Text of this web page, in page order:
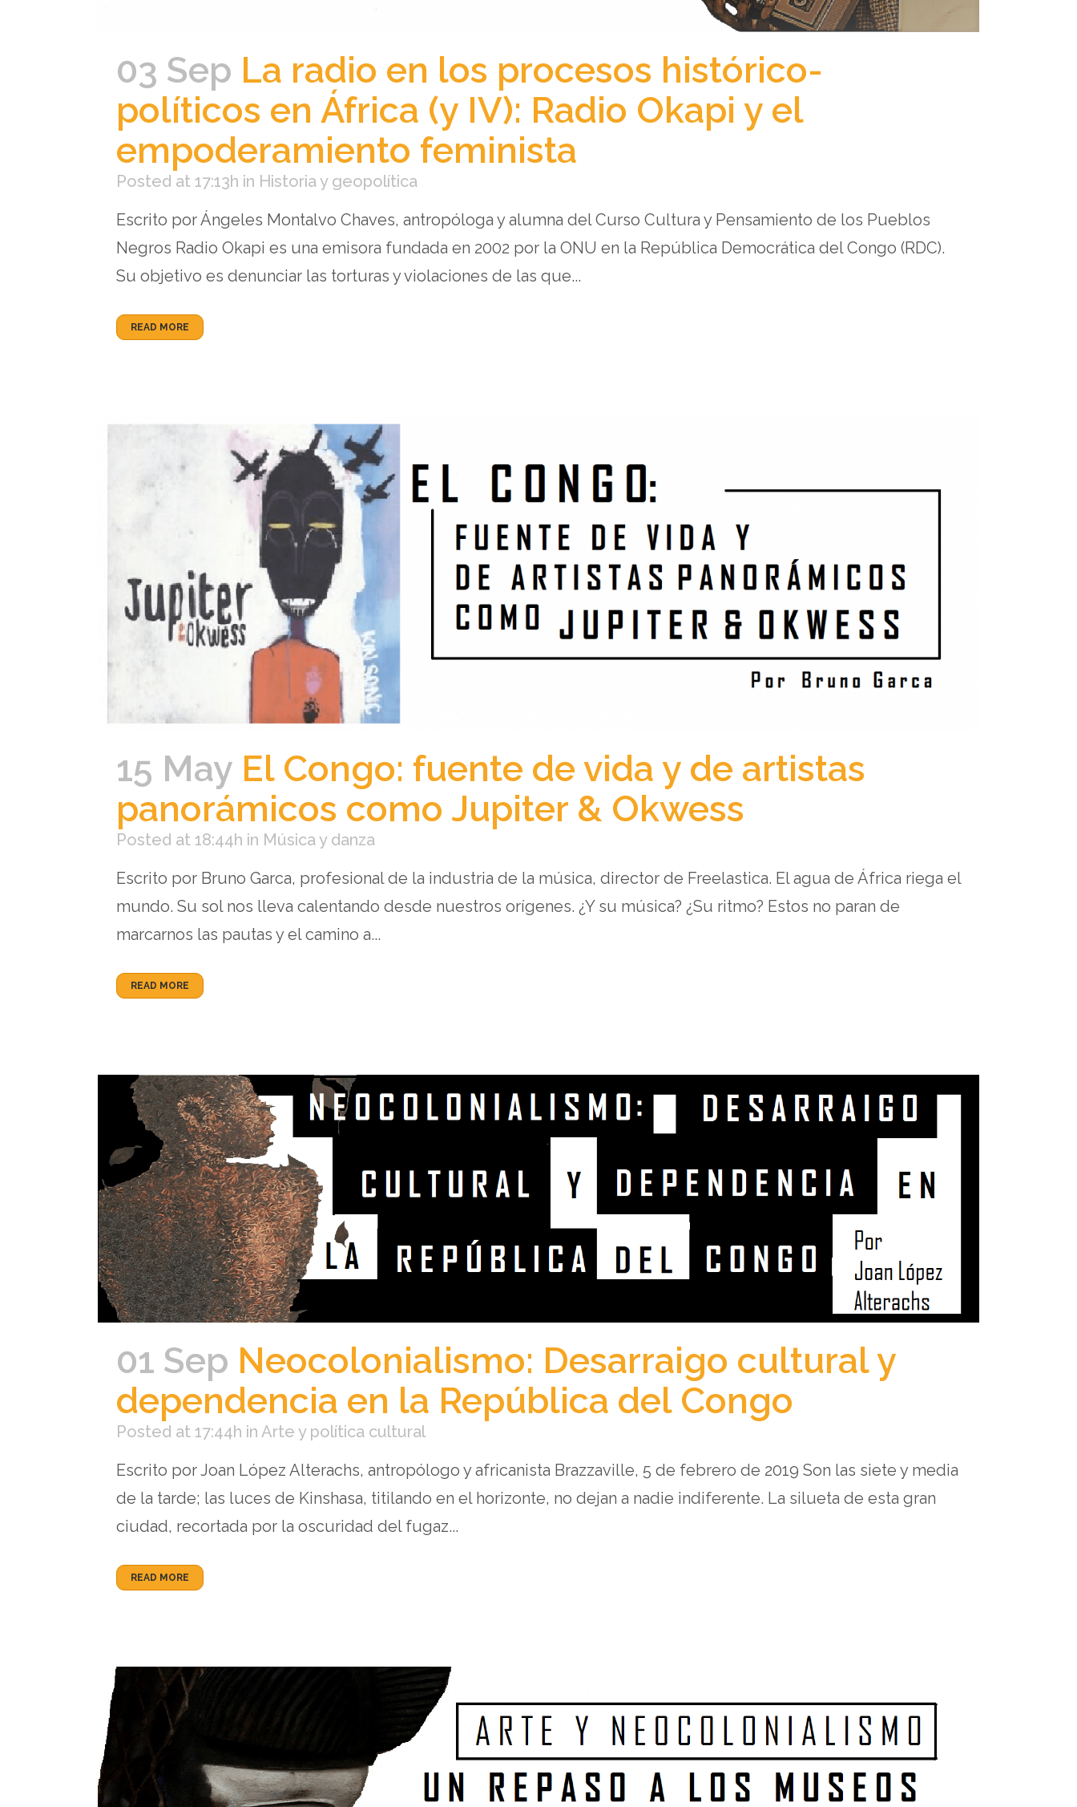
03 Sep La radio en los procesos histórico-
políticos en África (y IV): Radio Okapi y el
empoderamiento feminista
Posted at 17:13h in Historia y geopolítica
Escrito por Ángeles Montalvo Chaves, antropóloga y alumna del Curso Cultura y Pensamiento de los Pueblos
Negros Radio Okapi es una emisora fundada en 2002 por la ONU en la República Democrática del Congo (RDC).
Su objetivo es denunciar las torturas y violaciones de las que...
READ MORE
15 May El Congo: fuente de vida y de artistas
panorámicos como Jupiter & Okwess
Posted at 18:44h in Música y danza
Escrito por Bruno Garca, profesional de la industria de la música, director de Freelastica. El agua de África riega el
mundo. Su sol nos lleva calentando desde nuestros orígenes. ¿Y su música? ¿Su ritmo? Estos no paran de
marcarnos las pautas y el camino a...
READ MORE
01 Sep Neocolonialismo: Desarraigo cultural y
dependencia en la República del Congo
Posted at 17:44h in Arte y política cultural
Escrito por Joan López Alterachs, antropólogo y africanista Brazzaville, 5 de febrero de 2019 Son las siete y media
de la tarde; las luces de Kinshasa, titilando en el horizonte, no dejan a nadie indiferente. La silueta de esta gran
ciudad, recortada por la oscuridad del fugaz...
READ MORE